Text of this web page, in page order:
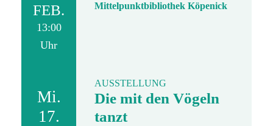
FEB.
13:00
Uhr
Mittelpunktbibliothek Köpenick
Mi.
17.
AUSSTELLUNG
Die mit den Vögeln
tanzt